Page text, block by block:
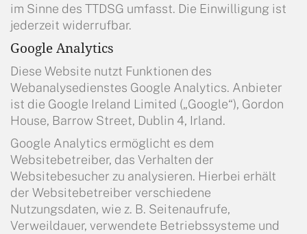
im Sinne des TTDSG umfasst. Die Einwilligung ist
jederzeit widerrufbar.
Google Analytics
Diese Website nutzt Funktionen des
Webanalysedienstes Google Analytics. Anbieter
ist die Google Ireland Limited („Google“), Gordon
House, Barrow Street, Dublin 4, Irland.
Google Analytics ermöglicht es dem
Websitebetreiber, das Verhalten der
Websitebesucher zu analysieren. Hierbei erhält
der Websitebetreiber verschiedene
Nutzungsdaten, wie z. B. Seitenaufrufe,
Verweildauer, verwendete Betriebssysteme und